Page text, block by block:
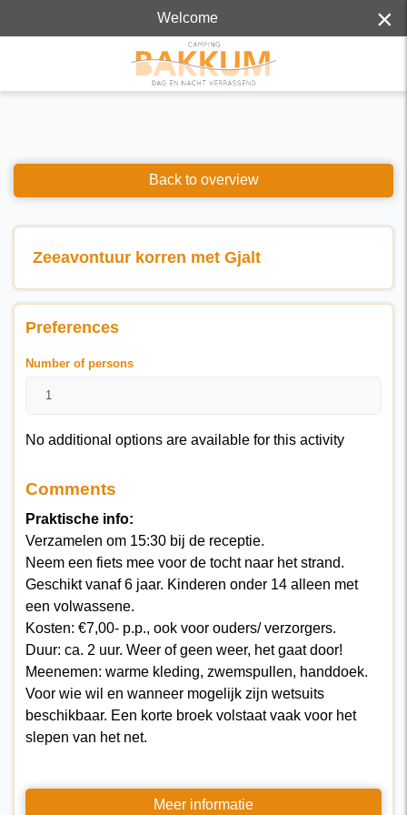
Welcome ×
Back to overview
Zeeavontuur korren met Gjalt
Preferences
Number of persons
No additional options are available for this activity
Comments
Praktische info:
Verzamelen om 15:30 bij de receptie.
Neem een fiets mee voor de tocht naar het strand.
Geschikt vanaf 6 jaar. Kinderen onder 14 alleen met
een volwassene.
Kosten: €7,00- p.p., ook voor ouders/ verzorgers.
Duur: ca. 2 uur. Weer of geen weer, het gaat door!
Meenemen: warme kleding, zwemspullen, handdoek.
Voor wie wil en wanneer mogelijk zijn wetsuits
beschikbaar. Een korte broek volstaat vaak voor het
slepen van het net.
Meer informatie